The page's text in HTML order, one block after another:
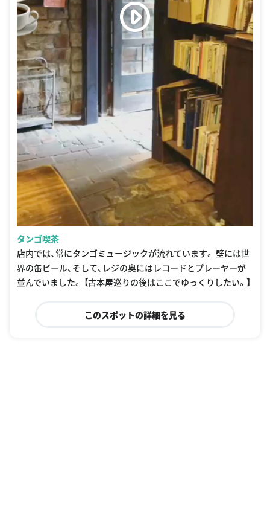
タンゴ喫茶
店内では、常にタンゴミュージックが流れています。 壁には世
界の缶ビール、そして、レジの奥にはレコードとプレーヤーが
並んでいました。 【古本屋巡りの後はここでゆっくりしたい。】
このスポットの詳細を見る